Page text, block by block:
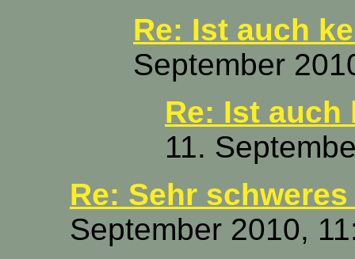
Re: Ist auch
September
Re: Ist
11.
Re: Sehr
September 2010,